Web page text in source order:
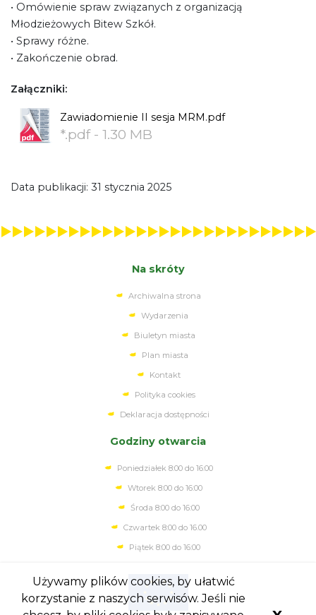
• Omówienie spraw związanych z organizacją
Młodzieżowych Bitew Szkół.
• Sprawy różne.
• Zakończenie obrad.
Załączniki:
Zawiadomienie II sesja MRM.pdf
*.pdf - 1.30 MB
Data publikacji: 31 stycznia 2025
Na skróty
Archiwalna strona
Wydarzenia
Biuletyn miasta
Plan miasta
Kontakt
Polityka cookies
Deklaracja dostępności
Godziny otwarcia
Poniedziałek 8:00 do 16:00
Wtorek 8:00 do 16:00
Środa 8:00 do 16:00
Czwartek 8:00 do 16.00
Piątek 8:00 do 16:00
Używamy plików cookies, by ułatwić
korzystanie z naszych serwisów. Jeśli nie